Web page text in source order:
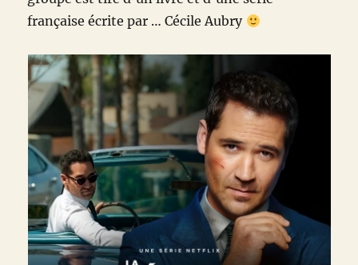
française écrite par … Cécile Aubry